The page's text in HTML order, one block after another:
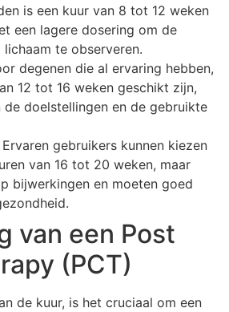
is een kuur van 8 tot 12 weken
een lagere dosering om de
te observeren.
degenen die al ervaring hebben,
12 tot 16 weken geschikt zijn,
de doelstellingen en de gebruikte
Ervaren gebruikers kunnen kiezen
van 16 tot 20 weken, maar
bijwerkingen en moeten goed
van een Post
(PCT)
de kuur, is het cruciaal om een